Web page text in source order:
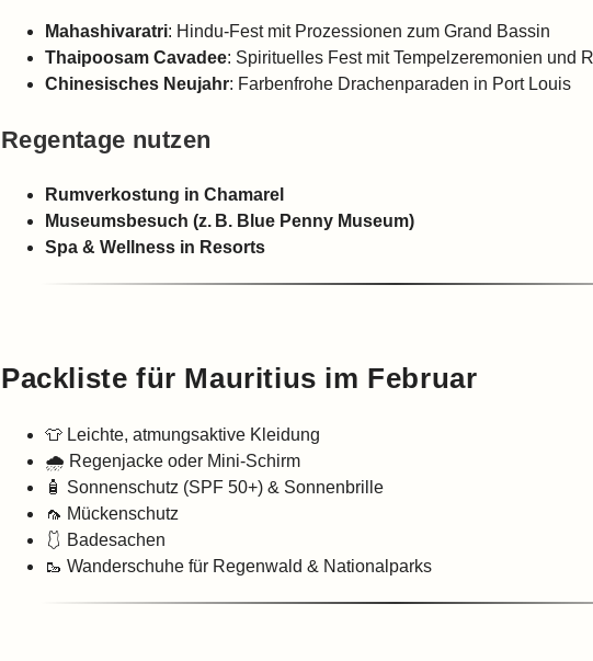
Mahashivaratri: Hindu-Fest mit Prozessionen zum Grand Bassin
Thaipoosam Cavadee: Spirituelles Fest mit Tempelzeremonien und
Chinesisches Neujahr: Farbenfrohe Drachenparaden in Port Louis
Regentage nutzen
Rumverkostung in Chamarel
Museumsbesuch (z. B. Blue Penny Museum)
Spa & Wellness in Resorts
Packliste für Mauritius im Februar
👕 Leichte, atmungsaktive Kleidung
🌧️ Regenjacke oder Mini-Schirm
🧴 Sonnenschutz (SPF 50+) & Sonnenbrille
🦟 Mückenschutz
🩱 Badesachen
🥾 Wanderschuhe für Regenwald & Nationalparks